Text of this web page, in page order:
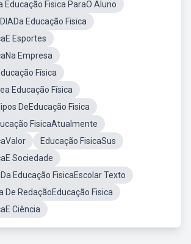
Educação Fisica ParaO Aluno
Educação Fisica
Esportes
Empresa
Física
Educação Física
DeEducação Fisica
FisicaAtualmente
Educação FisicaSus
Sociedade
Educação FisicaEscolar Texto
De RedaçãoEducação Fisica
Ciência